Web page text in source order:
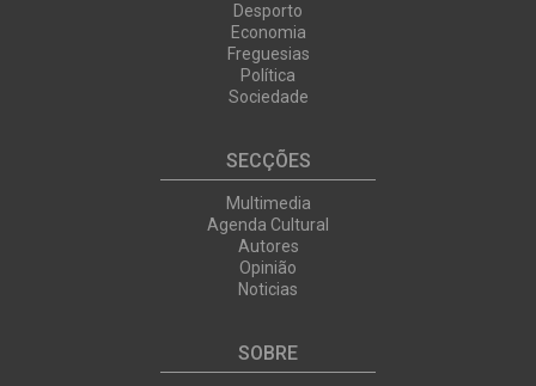
Desporto
Economia
Freguesias
Política
Sociedade
SECÇÕES
Multimedia
Agenda Cultural
Autores
Opinião
Noticias
SOBRE